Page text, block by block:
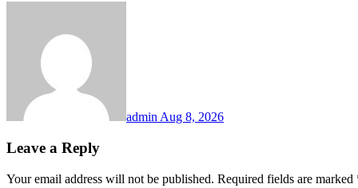
admin Aug 8, 2026
Leave a Reply
Your email address will not be published. Required fields are marked